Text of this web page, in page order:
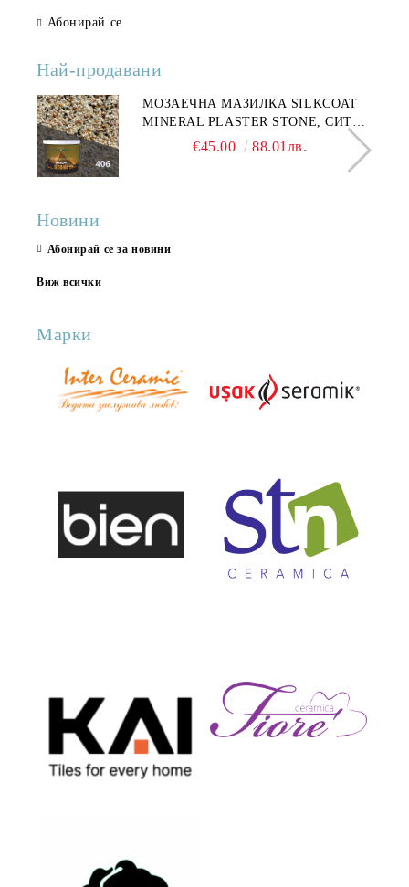
Абонирай се
Най-продавани
МОЗАЕЧНА МАЗИЛКА SILKCOAT
MINERAL PLASTER STONE, СИТЕН
КАМЪК 406 25КГ
€45.00 88.01лв.
Новини
Абонирай се за новини
Виж всички
Марки